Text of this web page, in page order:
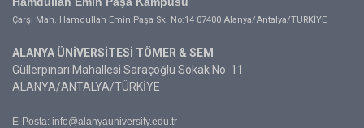
Çarşı Mah. Hamdullah Emin Paşa Sk. No:14 07400 Alanya/Antalya/TÜRKİYE
ALANYA ÜNİVERSİTESİ TÖMER & SEM
Güllerpınarı Mahallesi Saraçoğlu Sokak No: 11
ALANYA/ANTALYA/TÜRKİYE
E-Posta: info@alanyauniversity.edu.tr